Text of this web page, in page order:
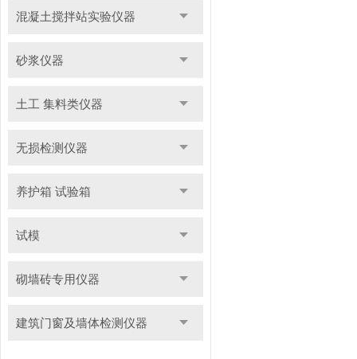
混凝土搅拌站实验仪器
砂浆仪器
土工 集料类仪器
无损检测仪器
养护箱 试验箱
试模
砌墙砖专用仪器
建筑门窗及墙体检测仪器